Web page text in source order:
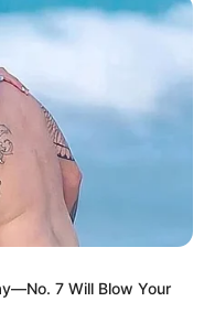
7 Will Blow Your